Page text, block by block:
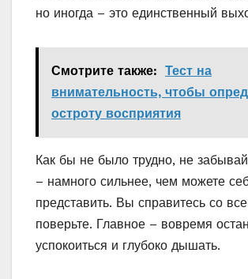
но иногда – это единственный
Смотрите также: Тест на
внимательность, чтобы
остроту восприятия
Как бы не было трудно, не
– намного сильнее, чем можете
представить. Вы справитесь со
поверьте. Главное – вовремя
успокоиться и глубоко дышать.